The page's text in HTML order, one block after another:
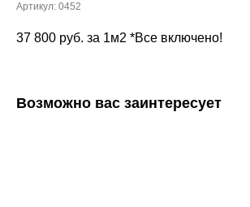
Артикул: 0452
37 800 руб. за 1м2 *Все включено!
Возможно вас заинтересует